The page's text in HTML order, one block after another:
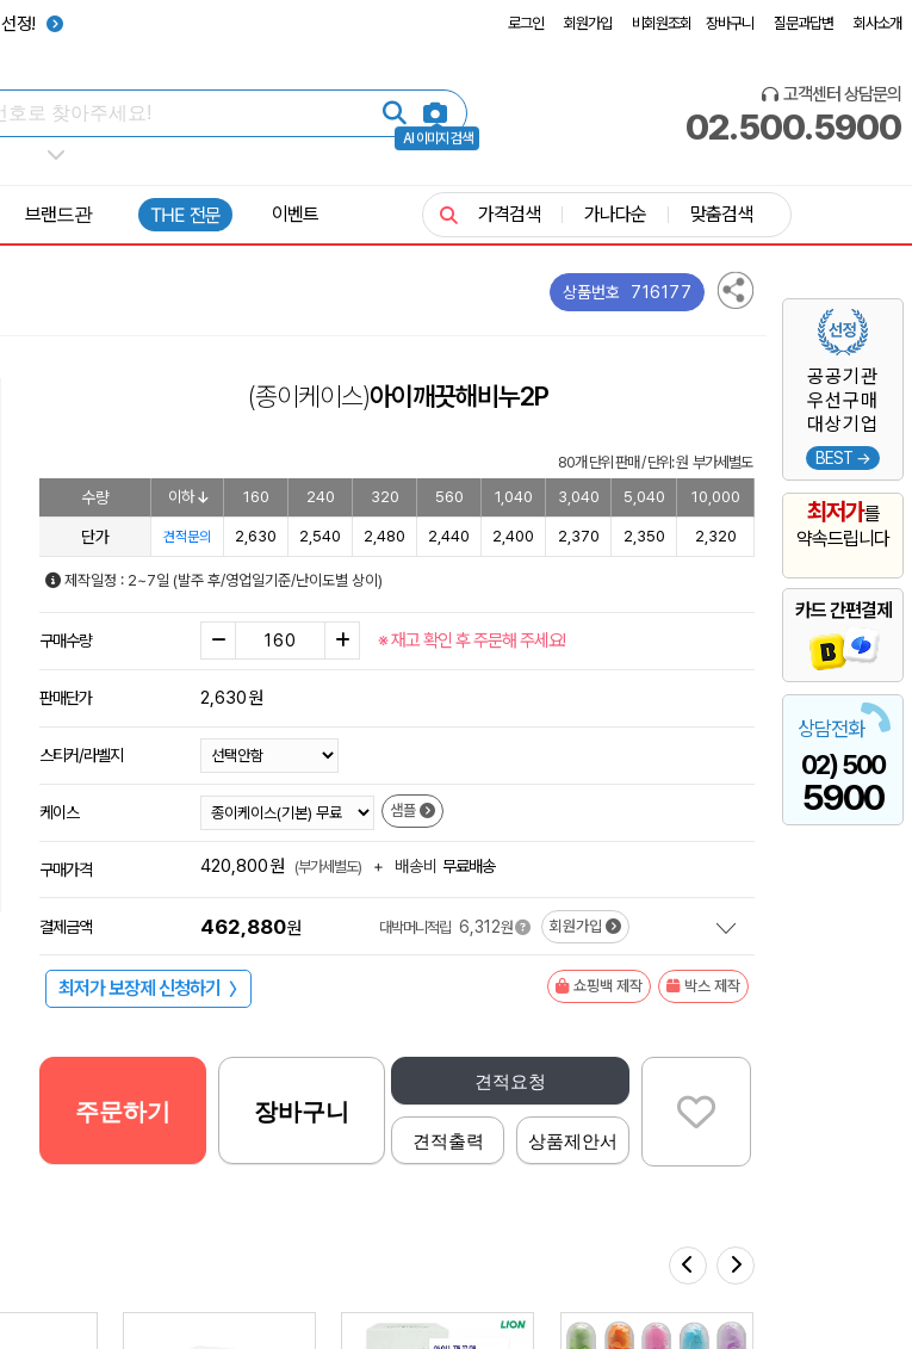
선정! 로그인 회원가입 비회원조회 장바구니 질문과답변 회사소개
AI 이미지 검색
고객센터 상담문의
02.500.5900
공공기관
우선구매
대상기업
BEST →
최저가를
약속드립니다
카드 간편결제
상담전화
02) 500
5900
브랜드관 THE 전문 이벤트 가격검색 가나다순 맞춤검색
상품번호 716177
(종이케이스)아이깨끗해비누2P
80개 단위 판매 / 단위: 원 부가세별도
수량 이하 160 240 320 560 1,040 3,040 5,040 10,000
단가 견적문의 2,630 2,540 2,480 2,440 2,400 2,370 2,350 2,320
제작일정 : 2~7일 (발주 후/영업일기준/난이도별 상이)
구매수량 ※ 재고 확인 후 주문해 주세요!
판매단가 2,630원
스티커/라벨지
케이스 샘플
구매가격 420,800원 (부가세별도) + 배송비 무료배송
결제금액 462,880원 대박머니적립 6,312원 회원가입
최저가 보장제 신청하기 〉 쇼핑백 제작 박스 제작
견적요청
견적출력 상품제안서
주문하기 장바구니